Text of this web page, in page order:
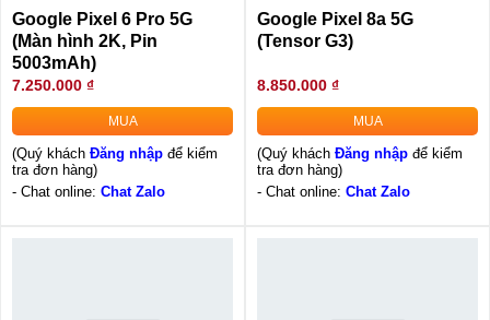
Google Pixel 6 Pro 5G
(Màn hình 2K, Pin
5003mAh)
7.250.000 ₫
MUA
(Quý khách Đăng nhập để kiểm
tra đơn hàng)
- Chat online: Chat Zalo
Google Pixel 8a 5G
(Tensor G3)
8.850.000 ₫
MUA
(Quý khách Đăng nhập để kiểm
tra đơn hàng)
- Chat online: Chat Zalo